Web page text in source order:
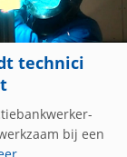
technici
bij een